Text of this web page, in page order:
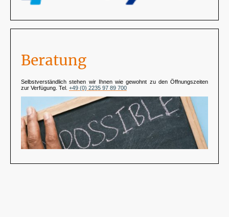
Beratung
Selbstverständlich stehen wir Ihnen wie gewohnt zu den Öffnungszeiten
zur Verfügung. Tel. +49 (0) 2235 97 89 700